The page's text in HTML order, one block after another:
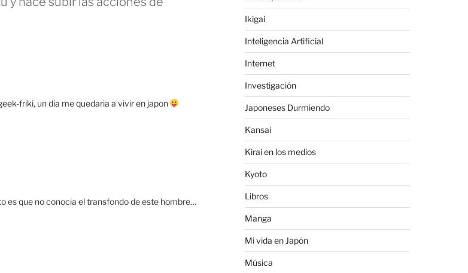
friki, un dia me quedaria a vivir en japon
es que no conocia el transfondo de este hombre…
Ikigai
Inteligencia Artificial
Internet
Investigación
Japoneses Durmiendo
Kansai
Kirai en los medios
Kyoto
Libros
Manga
Mi vida en Japón
Música